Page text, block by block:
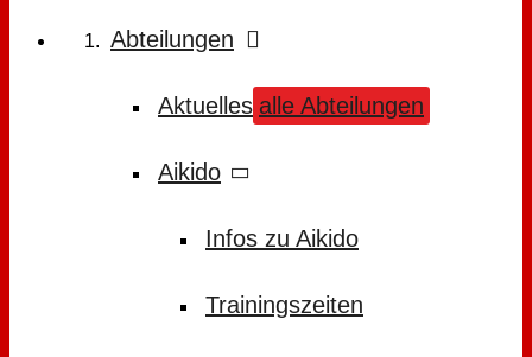
Abteilungen
Aktuelles alle Abteilungen
Aikido
Infos zu Aikido
Trainingszeiten